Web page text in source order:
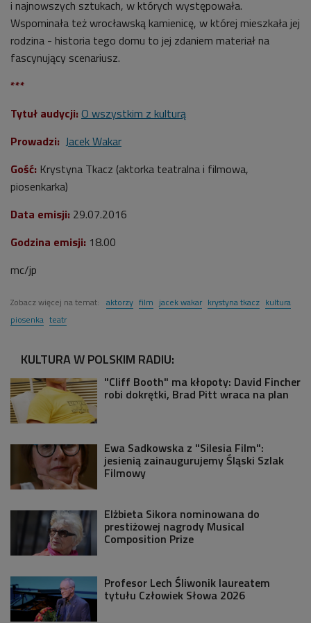
i najnowszych sztukach, w których występowała.
Wspominała też wrocławską kamienicę, w której mieszkała jej
rodzina - historia tego domu to jej zdaniem materiał na
fascynujący scenariusz.
***
Tytuł audycji: O wszystkim z kulturą
Prowadzi: Jacek Wakar
Gość: Krystyna Tkacz (aktorka teatralna i filmowa,
piosenkarka)
Data emisji: 29.07.2016
Godzina emisji: 18.00
mc/jp
Zobacz więcej na temat: aktorzy film jacek wakar krystyna tkacz kultura
piosenka teatr
KULTURA W POLSKIM RADIU:
"Cliff Booth" ma kłopoty: David Fincher
robi dokrętki, Brad Pitt wraca na plan
Ewa Sadkowska z "Silesia Film":
jesienią zainaugurujemy Śląski Szlak
Filmowy
Elżbieta Sikora nominowana do
prestiżowej nagrody Musical
Composition Prize
Profesor Lech Śliwonik laureatem
tytułu Człowiek Słowa 2026